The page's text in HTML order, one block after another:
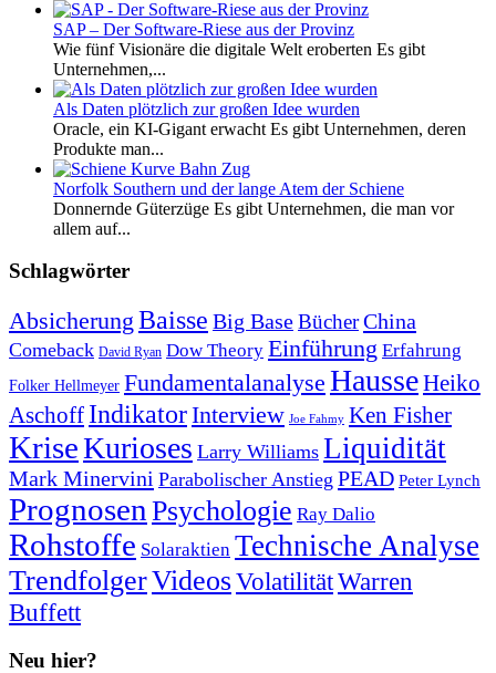
SAP – Der Software-Riese aus der Provinz
Wie fünf Visionäre die digitale Welt eroberten Es gibt
Unternehmen,...
Als Daten plötzlich zur großen Idee wurden
Oracle, ein KI-Gigant erwacht Es gibt Unternehmen, deren
Produkte man...
Norfolk Southern und der lange Atem der Schiene
Donnernde Güterzüge Es gibt Unternehmen, die man vor
allem auf...
Schlagwörter
Absicherung Baisse Big BaseBücherChina
Comeback David Ryan Dow Theory Einführung Erfahrung
Folker Hellmeyer Fundamentalanalyse HausseHeiko
Aschoff IndikatorInterview Joe Fahmy Ken Fisher
KriseKurioses Larry Williams Liquidität
Mark Minervini Parabolischer Anstieg PEAD Peter Lynch
Prognosen Psychologie Ray Dalio
Rohstoffe Solaraktien Technische Analyse
TrendfolgerVideosVolatilitätWarren
Buffett
Neu hier?